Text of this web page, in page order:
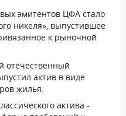
эмитентов ЦФА стало
никеля», выпустившее
к рыночной
отечественный
актив в виде
жилья.
актива -